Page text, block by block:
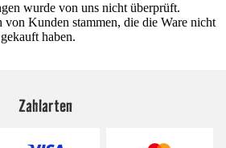
wurde von uns nicht überprüft.
von Kunden stammen, die die Ware nicht
haben.
Zahlarten